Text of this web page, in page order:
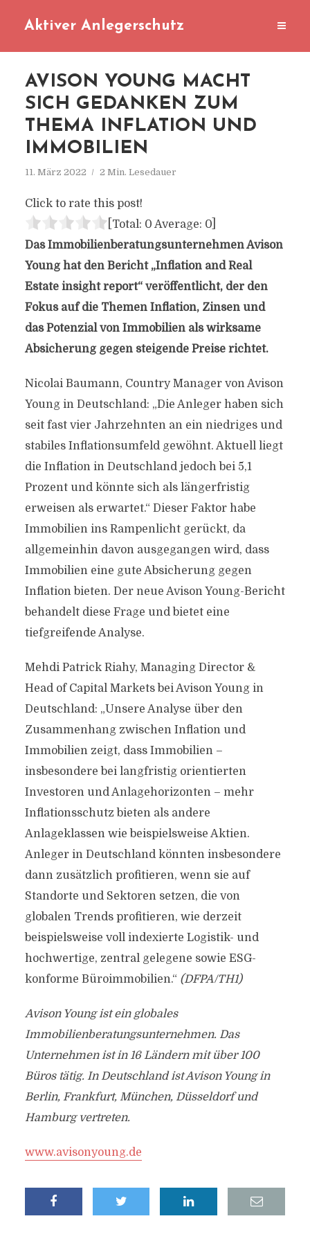
Aktiver Anlegerschutz
AVISON YOUNG MACHT
SICH GEDANKEN ZUM
THEMA INFLATION UND
IMMOBILIEN
11. März 2022 2 Min. Lesedauer
Click to rate this post!
[Total: 0 Average: 0]
Das Immobilienberatungsunternehmen Avison
Young hat den Bericht „Inflation and Real
Estate insight report“ veröffentlicht, der den
Fokus auf die Themen Inflation, Zinsen und
das Potenzial von Immobilien als wirksame
Absicherung gegen steigende Preise richtet.
Nicolai Baumann, Country Manager von Avison
Young in Deutschland: „Die Anleger haben sich
seit fast vier Jahrzehnten an ein niedriges und
stabiles Inflationsumfeld gewöhnt. Aktuell liegt
die Inflation in Deutschland jedoch bei 5,1
Prozent und könnte sich als längerfristig
erweisen als erwartet.“ Dieser Faktor habe
Immobilien ins Rampenlicht gerückt, da
allgemeinhin davon ausgegangen wird, dass
Immobilien eine gute Absicherung gegen
Inflation bieten. Der neue Avison Young-Bericht
behandelt diese Frage und bietet eine
tiefgreifende Analyse.
Mehdi Patrick Riahy, Managing Director &
Head of Capital Markets bei Avison Young in
Deutschland: „Unsere Analyse über den
Zusammenhang zwischen Inflation und
Immobilien zeigt, dass Immobilien –
insbesondere bei langfristig orientierten
Investoren und Anlagehorizonten – mehr
Inflationsschutz bieten als andere
Anlageklassen wie beispielsweise Aktien.
Anleger in Deutschland könnten insbesondere
dann zusätzlich profitieren, wenn sie auf
Standorte und Sektoren setzen, die von
globalen Trends profitieren, wie derzeit
beispielsweise voll indexierte Logistik- und
hochwertige, zentral gelegene sowie ESG-
konforme Büroimmobilien.“ (DFPA/TH1)
Avison Young ist ein globales
Immobilienberatungsunternehmen. Das
Unternehmen ist in 16 Ländern mit über 100
Büros tätig. In Deutschland ist Avison Young in
Berlin, Frankfurt, München, Düsseldorf und
Hamburg vertreten.
www.avisonyoung.de